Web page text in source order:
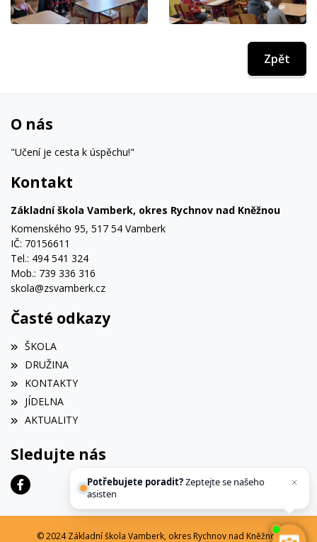
Zpět
O nás
"Učení je cesta k úspěchu!"
Kontakt
Základní škola Vamberk, okres Rychnov nad Kněžnou
Komenského 95, 517 54 Vamberk
IČ: 70156611
Tel.: 494 541 324
Mob.: 739 336 316
skola@zsvamberk.cz
Časté odkazy
ŠKOLA
DRUŽINA
KONTAKTY
JÍDELNA
AKTUALITY
Sledujte nás
© 2024 Základní škola Vamberk, okres Rychnov nad Kněžnou
Potřebujete poradit?Zeptejte se našeho
asistenta